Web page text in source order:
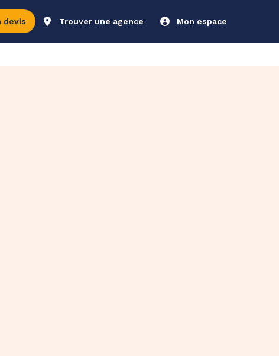
devis Trouver une agence Mon espace